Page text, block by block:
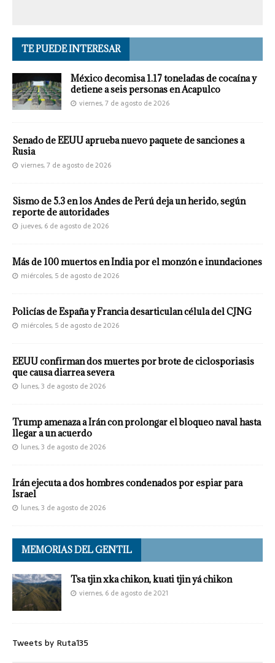
TE PUEDE INTERESAR
México decomisa 1.17 toneladas de cocaína y
detiene a seis personas en Acapulco
viernes, 7 de agosto de 2026
Senado de EEUU aprueba nuevo paquete de sanciones a
Rusia
viernes, 7 de agosto de 2026
Sismo de 5.3 en los Andes de Perú deja un herido, según
reporte de autoridades
jueves, 6 de agosto de 2026
Más de 100 muertos en India por el monzón e inundaciones
miércoles, 5 de agosto de 2026
Policías de España y Francia desarticulan célula del CJNG
miércoles, 5 de agosto de 2026
EEUU confirman dos muertes por brote de ciclosporiasis
que causa diarrea severa
lunes, 3 de agosto de 2026
Trump amenaza a Irán con prolongar el bloqueo naval hasta
llegar a un acuerdo
lunes, 3 de agosto de 2026
Irán ejecuta a dos hombres condenados por espiar para
Israel
lunes, 3 de agosto de 2026
MEMORIAS DEL GENTIL
Tsa tjin xka chikon, kuati tjin yá chikon
viernes, 6 de agosto de 2021
Tweets by Ruta135